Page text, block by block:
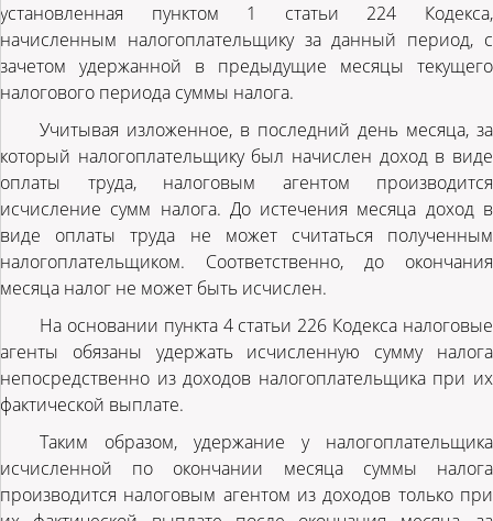
установленная пунктом 1 статьи 224 Кодекса,
начисленным налогоплательщику за данный период, с
зачетом удержанной в предыдущие месяцы текущего
налогового периода суммы налога.
Учитывая изложенное, в последний день месяца, за
который налогоплательщику был начислен доход в виде
оплаты труда, налоговым агентом производится
исчисление сумм налога. До истечения месяца доход в
виде оплаты труда не может считаться полученным
налогоплательщиком. Соответственно, до окончания
месяца налог не может быть исчислен.
На основании пункта 4 статьи 226 Кодекса налоговые
агенты обязаны удержать исчисленную сумму налога
непосредственно из доходов налогоплательщика при их
фактической выплате.
Таким образом, удержание у налогоплательщика
исчисленной по окончании месяца суммы налога
производится налоговым агентом из доходов только при